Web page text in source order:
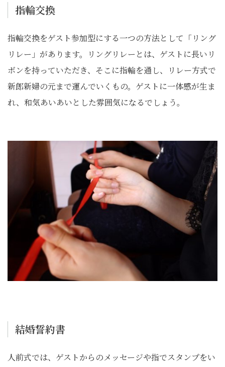
指輪交換
指輪交換をゲスト参加型にする一つの方法として「リング
リレー」があります。リングリレーとは、ゲストに長いリ
ボンを持っていただき、そこに指輪を通し、リレー方式で
新郎新婦の元まで運んでいくもの。ゲストに一体感が生ま
れ、和気あいあいとした雰囲気になるでしょう。
結婚誓約書
人前式では、ゲストからのメッセージや指でスタンプをい